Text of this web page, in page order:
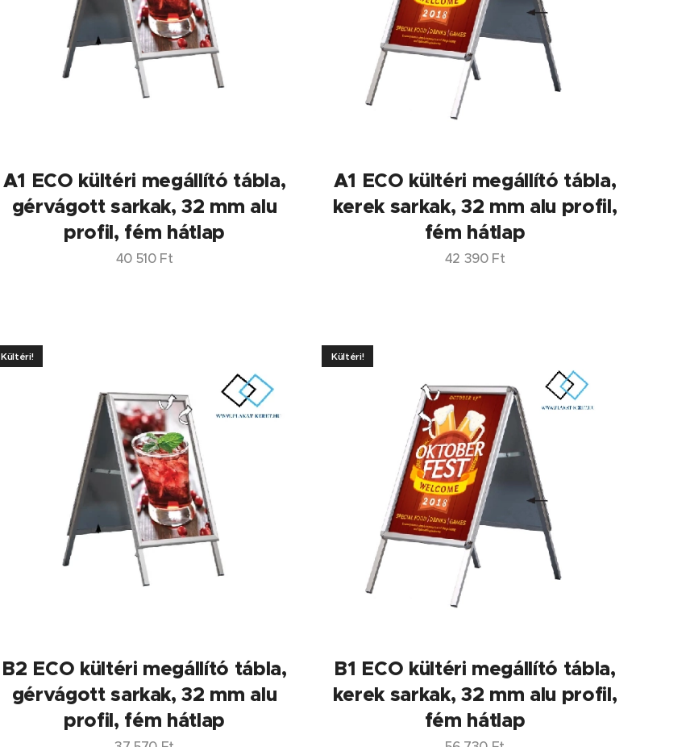
A1 ECO kültéri megállító tábla,
gérvágott sarkak, 32 mm alu
profil, fém hátlap
40 510Ft
A1 ECO kültéri megállító tábla,
kerek sarkak, 32 mm alu profil,
fém hátlap
42 390Ft
B2 ECO kültéri megállító tábla,
gérvágott sarkak, 32 mm alu
profil, fém hátlap
Kültéri!
B1 ECO kültéri megállító tábla,
kerek sarkak, 32 mm alu profil,
fém hátlap
Kültéri!